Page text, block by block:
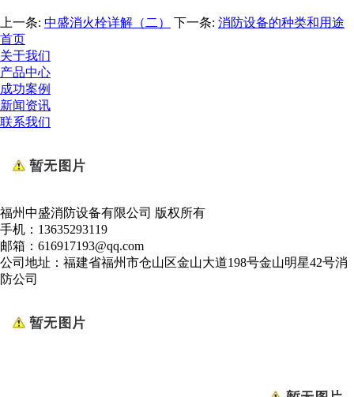
上一条: 中盛消火栓详解（二） 下一条: 消防设备的种类和用途
首页
关于我们
产品中心
成功案例
新闻资讯
联系我们
福州中盛消防设备有限公司 版权所有
手机：13635293119
邮箱：616917193@qq.com
公司地址：福建省福州市仓山区金山大道198号金山明星42号消
防公司